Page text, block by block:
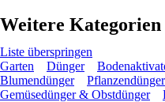
Weitere Kategorien
Liste überspringen
Garten
Dünger
Blumendünger
Pflanzendünger
Gemüsedünger & Obstdünger